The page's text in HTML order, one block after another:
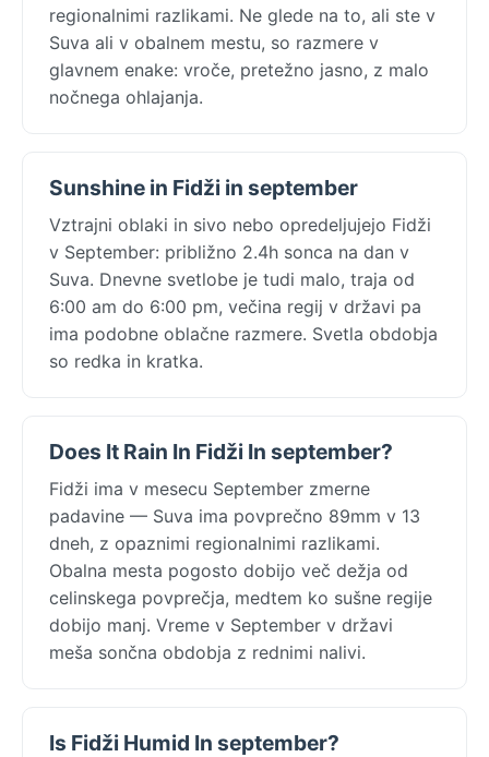
regionalnimi razlikami. Ne glede na to, ali ste v
Suva ali v obalnem mestu, so razmere v
glavnem enake: vroče, pretežno jasno, z malo
nočnega ohlajanja.
Sunshine in Fidži in september
Vztrajni oblaki in sivo nebo opredeljujejo Fidži
v September: približno 2.4h sonca na dan v
Suva. Dnevne svetlobe je tudi malo, traja od
6:00 am do 6:00 pm, večina regij v državi pa
ima podobne oblačne razmere. Svetla obdobja
so redka in kratka.
Does It Rain In Fidži In september?
Fidži ima v mesecu September zmerne
padavine — Suva ima povprečno 89mm v 13
dneh, z opaznimi regionalnimi razlikami.
Obalna mesta pogosto dobijo več dežja od
celinskega povprečja, medtem ko sušne regije
dobijo manj. Vreme v September v državi
meša sončna obdobja z rednimi nalivi.
Is Fidži Humid In september?